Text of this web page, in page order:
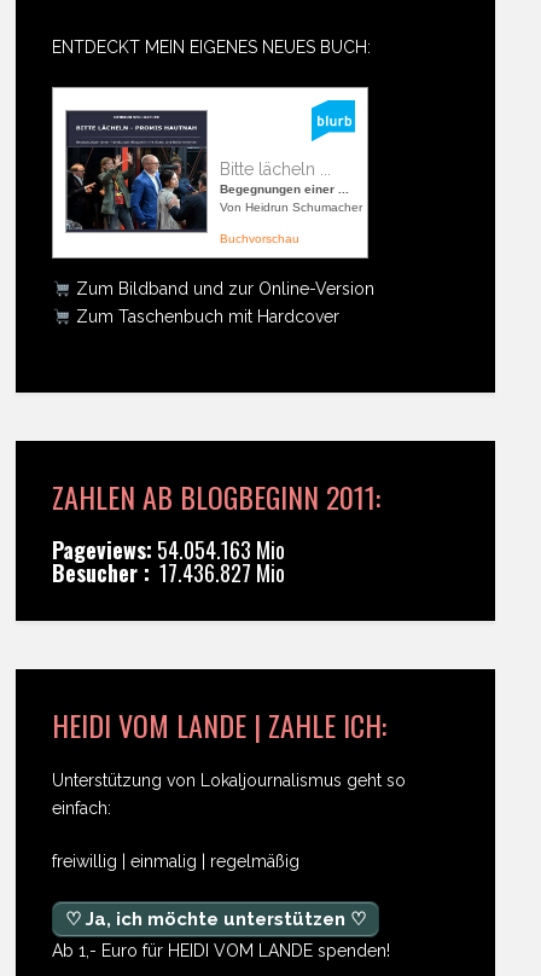
ENTDECKT MEIN EIGENES NEUES BUCH:
Bitte lächeln ...
Begegnungen einer ...
Von Heidrun Schumacher
Buchvorschau
Zum Bildband und zur Online-Version
Zum Taschenbuch mit Hardcover
ZAHLEN AB BLOGBEGINN 2011:
Pageviews: 54.054.163 Mio
Besucher : 17.436.827 Mio
HEIDI VOM LANDE | ZAHLE ICH:
Unterstützung von Lokaljournalismus geht so
einfach:
freiwillig | einmalig | regelmäßig
♡ Ja, ich möchte unterstützen ♡
Ab 1,- Euro für HEIDI VOM LANDE spenden!